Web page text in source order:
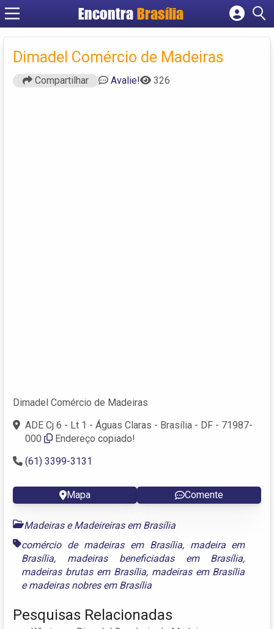
EncontraBrasília
Cadastrar empresa
Criar conta
Dimadel Comércio de Madeiras
Compartilhar Avalie! 326
Dimadel Comércio de Madeiras
ADE Cj 6 - Lt 1 - Águas Claras - Brasília - DF - 71987-
000
Endereço copiado!
(61) 3399-3131
Mapa Comente
Madeiras e Madeireiras em Brasília
comércio de madeiras em Brasília, madeira em
Brasília, madeiras beneficiadas em Brasília,
madeiras brutas em Brasília, madeiras em Brasília
emadeiras nobres em Brasília
Pesquisas Relacionadas